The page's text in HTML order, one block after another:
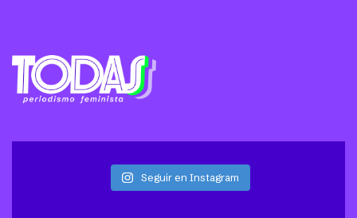
Seguir en Instagram